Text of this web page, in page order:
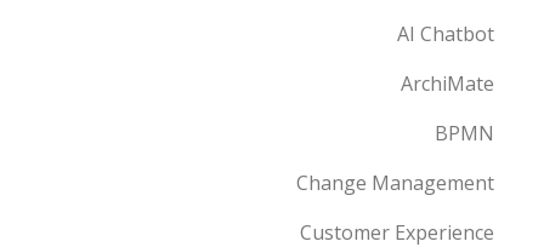
AI Chatbot
ArchiMate
BPMN
Change Management
Customer Experience